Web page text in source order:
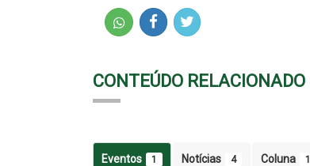
CONTEÚDO RELACIONADO
Eventos 1 Notícias 4 Coluna 1